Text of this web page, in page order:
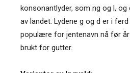
konsonantlyder, som ng og l,
av landet. Lydene g og d er i
populære for jentenavn nå før
brukt for gutter.